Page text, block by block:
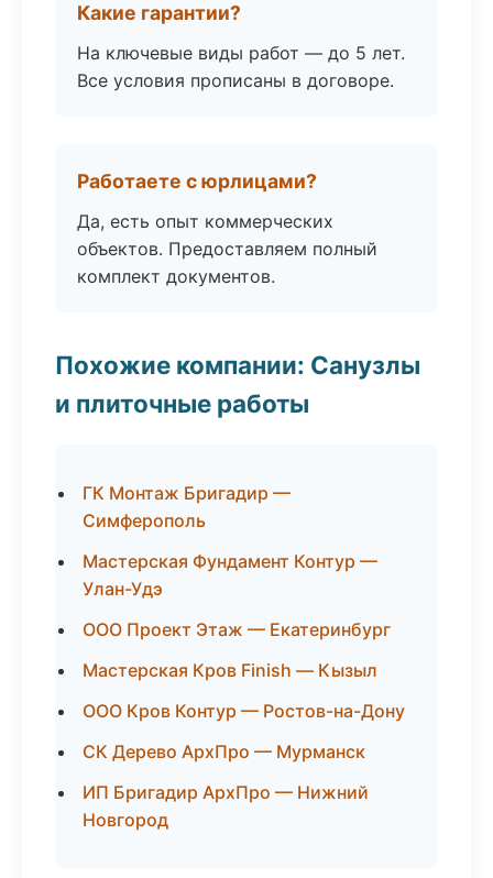
Какие гарантии?
На ключевые виды работ — до 5 лет.
Все условия прописаны в договоре.
Работаете с юрлицами?
Да, есть опыт коммерческих
объектов. Предоставляем полный
комплект документов.
Похожие компании: Санузлы
и плиточные работы
ГК Монтаж Бригадир —
Симферополь
Мастерская Фундамент Контур —
Улан-Удэ
ООО Проект Этаж — Екатеринбург
Мастерская Кров Finish — Кызыл
ООО Кров Контур — Ростов-на-Дону
СК Дерево АрхПро — Мурманск
ИП Бригадир АрхПро — Нижний
Новгород